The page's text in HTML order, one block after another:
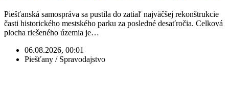
Piešťanská samospráva sa pustila do zatiaľ najväčšej rekonštrukcie
časti historického mestského parku za posledné desaťročia. Celková
plocha riešeného územia je…
06.08.2026, 00:01
Piešťany / Spravodajstvo